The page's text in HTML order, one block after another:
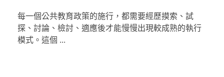
每一個公共教育政策的施行，都需要經歷摸索、試
探、討論、檢討、適應後才能慢慢出現較成熟的執行
模式。這個 ...